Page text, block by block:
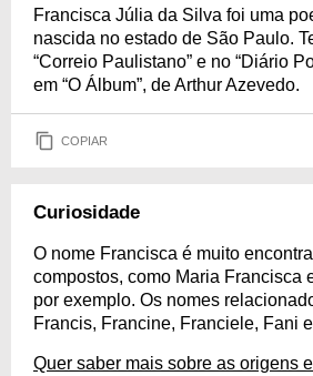
Francisca Júlia da Silva foi uma
nascida no estado de São Paulo.
“Correio Paulistano” e no “Diário
em “O Álbum”, de Arthur Azevedo.
COPIAR
Curiosidade
O nome Francisca é muito
compostos, como Maria Francisca
por exemplo. Os nomes
Francis, Francine, Franciele, Fani
Quer saber mais sobre as origens